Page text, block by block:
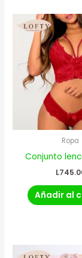
Ropa
Conjunto
L
Añadir al